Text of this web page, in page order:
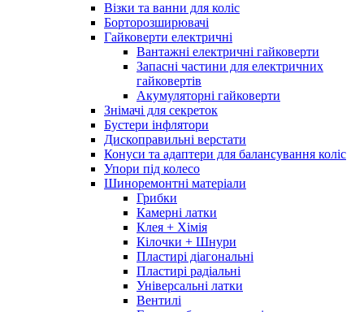
Візки та ванни для коліс
Борторозширювачі
Гайковерти електричні
Вантажні електричні гайковерти
Запасні частини для електричних
гайковертів
Акумуляторні гайковерти
Знімачі для секреток
Бустери інфлятори
Дископравильні верстати
Конуси та адаптери для балансування коліс
Упори під колесо
Шиноремонтні матеріали
Грибки
Камерні латки
Клея + Хімія
Кілочки + Шнури
Пластирі діагональні
Пластирі радіальні
Універсальні латки
Вентилі